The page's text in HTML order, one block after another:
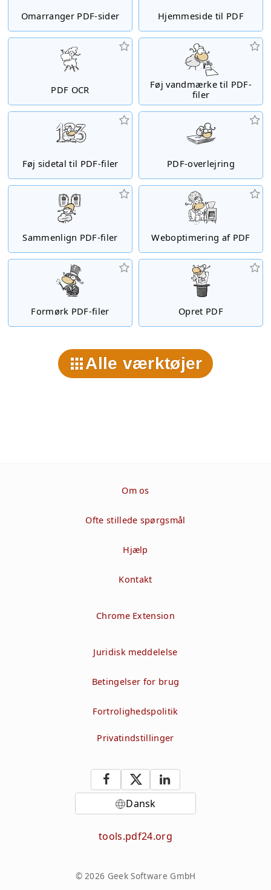
Omarranger PDF-sider Hjemmeside til PDF
PDF OCR
Føj vandmærke til PDF-
filer
Føj sidetal til PDF-filer PDF-overlejring
Sammenlign PDF-filer Weboptimering af PDF
Formørk PDF-filer Opret PDF
Alle værktøjer
Om os
Ofte stillede spørgsmål
Hjælp
Kontakt
Chrome Extension
Juridisk meddelelse
Betingelser for brug
Fortrolighedspolitik
Privatindstillinger
Dansk
tools.pdf24.org
© 2026 Geek Software GmbH